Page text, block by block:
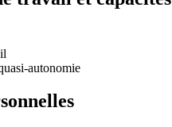
autonomie